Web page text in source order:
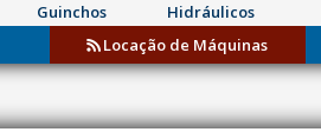
Guinchos Hidráulicos
Locação de Máquinas